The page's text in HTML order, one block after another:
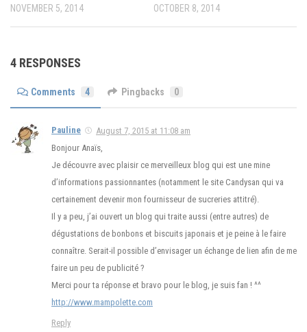
NOVEMBER 5, 2014 OCTOBER 8, 2014
4 RESPONSES
Comments 4 Pingbacks 0
Pauline
August 7, 2015 at 11:08 am
Bonjour Anaïs,
Je découvre avec plaisir ce merveilleux blog qui est une mine
d’informations passionnantes (notamment le site Candysan qui va
certainement devenir mon fournisseur de sucreries attitré).
Il y a peu, j’ai ouvert un blog qui traite aussi (entre autres) de
dégustations de bonbons et biscuits japonais et je peine à le faire
connaître. Serait-il possible d’envisager un échange de lien afin de me
faire un peu de publicité ?
Merci pour ta réponse et bravo pour le blog, je suis fan ! ^^
http://www.mampolette.com
Reply